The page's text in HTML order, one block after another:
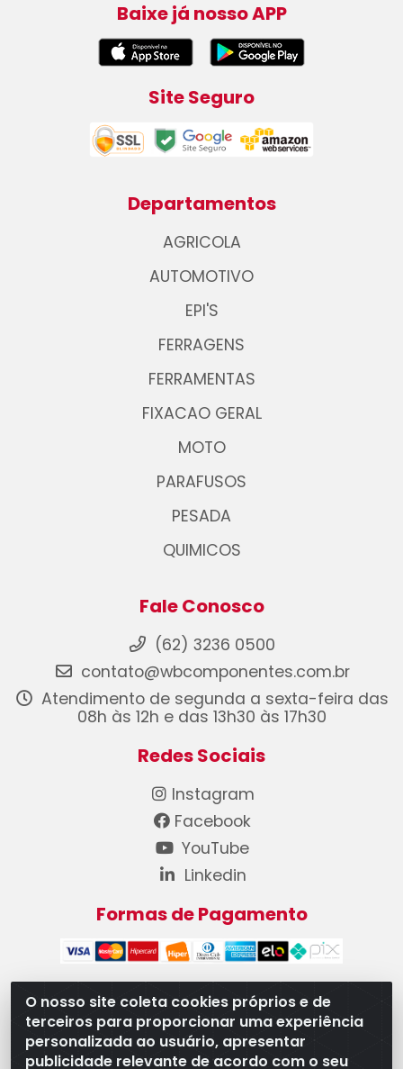
O nosso site coleta cookies próprios e de
terceiros para proporcionar uma experiência
personalizada ao usuário, apresentar
publicidade relevante de acordo com o seu
Baixe já nosso APP
Site Seguro
Departamentos
AGRICOLA
AUTOMOTIVO
EPI'S
FERRAGENS
FERRAMENTAS
FIXACAO GERAL
MOTO
PARAFUSOS
PESADA
QUIMICOS
Fale Conosco
(62) 3236 0500
contato@wbcomponentes.com.br
Atendimento de segunda a sexta-feira das
08h às 12h e das 13h30 às 17h30
Redes Sociais
Instagram
Facebook
YouTube
Linkedin
Formas de Pagamento
WB Componentes Automotivos LTDA - CNPJ
08.528.393/0001-12 - Rua do Níquel, 667 - Parque
Oeste Industrial, Goiânia/GO - CEP 74375-660